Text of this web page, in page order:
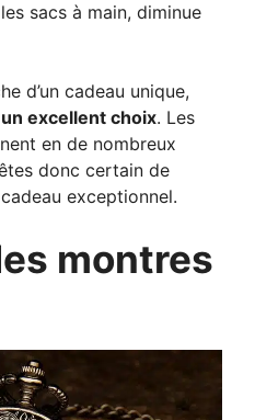
sacs à main, diminue
d’un cadeau unique,
excellent choix. Les
en de nombreux
donc certain de
exceptionnel.
montres